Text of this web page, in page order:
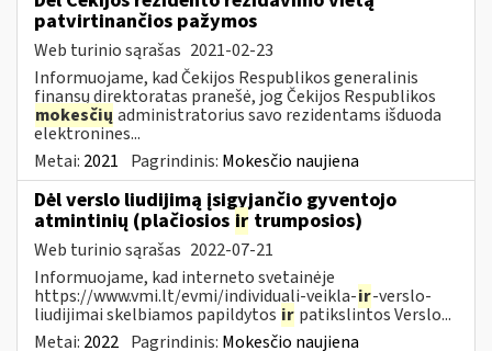
patvirtinančios pažymos
Web turinio sąrašas 2021-02-23
Informuojame, kad Čekijos Respublikos generalinis
finansų direktoratas pranešė, jog Čekijos Respublikos
mokesčių administratorius savo rezidentams išduoda
elektronines...
Metai: 2021 Pagrindinis: Mokesčio naujiena
Dėl verslo liudijimą įsigyjančio gyventojo
atmintinių (plačiosios ir trumposios)
Web turinio sąrašas 2022-07-21
Informuojame, kad interneto svetainėje
https://www.vmi.lt/evmi/individuali-veikla-ir-verslo-
liudijimai skelbiamos papildytos ir patikslintos Verslo...
Metai: 2022 Pagrindinis: Mokesčio naujiena